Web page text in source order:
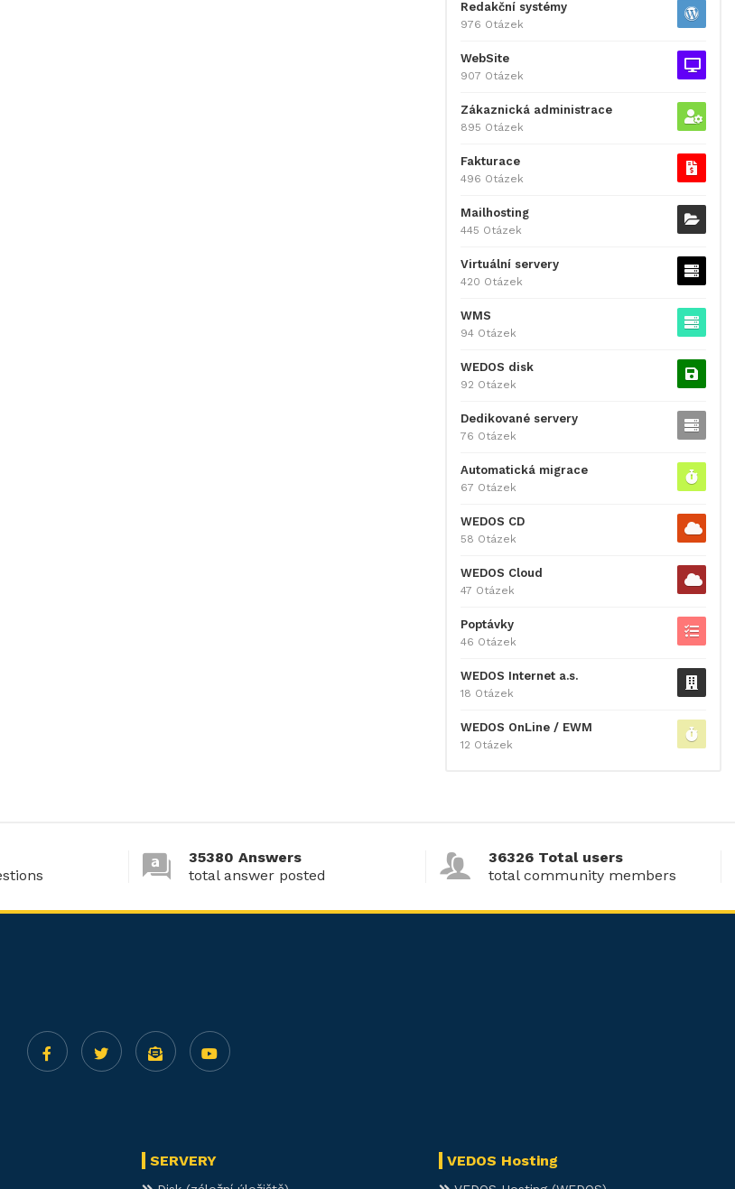
Redakční systémy
976 Otázek
WebSite
907 Otázek
Zákaznická administrace
895 Otázek
Fakturace
496 Otázek
Mailhosting
445 Otázek
Virtuální servery
420 Otázek
WMS
94 Otázek
WEDOS disk
92 Otázek
Dedikované servery
76 Otázek
Automatická migrace
67 Otázek
WEDOS CD
58 Otázek
WEDOS Cloud
47 Otázek
Poptávky
46 Otázek
WEDOS Internet a.s.
18 Otázek
WEDOS OnLine / EWM
12 Otázek
35380 Answers
total answer posted
36326 Total users
total community members
SERVERY VEDOS Hosting